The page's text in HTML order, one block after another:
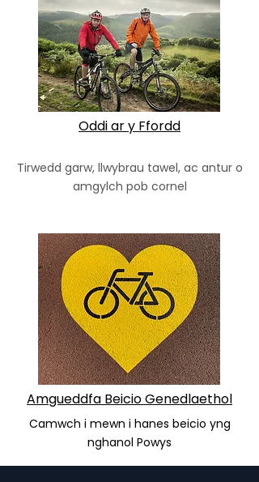
Oddi ar y Ffordd
Tirwedd garw, llwybrau tawel, ac antur o
amgylch pob cornel
Amgueddfa Beicio Genedlaethol
Camwch i mewn i hanes beicio yng
nghanol Powys